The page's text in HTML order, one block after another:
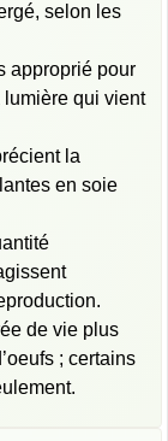
selon les
approprié pour
lumière qui vient
la
en soie
de vie plus
; certains